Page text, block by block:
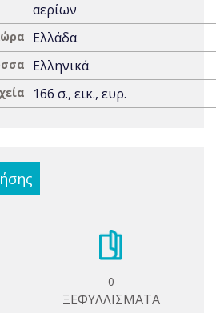
αερίων
Ελλάδα
Ελληνικά
166 σ., εικ., ευρ.
0
ΞΕΦΥΛΛΙΣΜΑΤΑ